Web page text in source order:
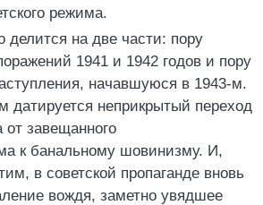
режима.
делится на две части: пору
1941 и 1942 годов и пору
начавшуюся в 1943-м.
датируется неприкрытый переход
от завещанного
к банальному шовинизму. И,
в советской пропаганде вновь
вождя, заметно увядшее